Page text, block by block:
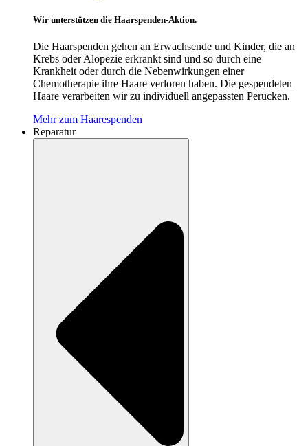
Wir unterstützen die Haarspenden-Aktion.
Die Haarspenden gehen an Erwachsende und Kinder, die an
Krebs oder Alopezie erkrankt sind und so durch eine
Krankheit oder durch die Nebenwirkungen einer
Chemotherapie ihre Haare verloren haben. Die gespendeten
Haare verarbeiten wir zu individuell angepassten Perücken.
Mehr zum Haarespenden
Reparatur